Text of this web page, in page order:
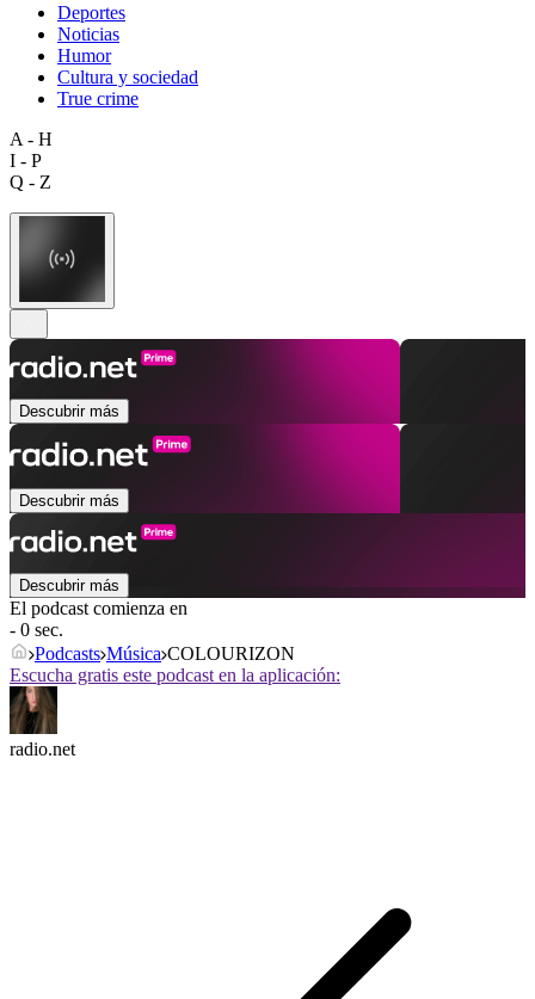
Deportes
Noticias
Humor
Cultura y sociedad
True crime
A - H
I - P
Q - Z
Descubrir más
Descubrir más
Descubrir más
El podcast comienza en
- 0 sec.
Podcasts Música COLOURIZON
Escucha gratis este podcast en la aplicación:
radio.net